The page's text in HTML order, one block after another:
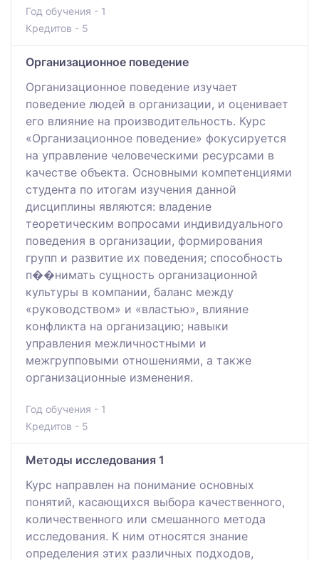
Год обучения - 1
Кредитов - 5
Организационное поведение
Организационное поведение изучает
поведение людей в организации, и оценивает
его влияние на производительность. Курс
«Организационное поведение» фокусируется
на управление человеческими ресурсами в
качестве объекта. Основными компетенциями
студента по итогам изучения данной
дисциплины являются: владение
теоретическим вопросами индивидуального
поведения в организации, формирования
групп и развитие их поведения; способность
п��нимать сущность организационной
культуры в компании, баланс между
«руководством» и «властью», влияние
конфликта на организацию; навыки
управления межличностными и
межгрупповыми отношениями, а также
организационные изменения.
Год обучения - 1
Кредитов - 5
Методы исследования 1
Курс направлен на понимание основных
понятий, касающихся выбора качественного,
количественного или смешанного метода
исследования. К ним относятся знание
определения этих различных подходов,